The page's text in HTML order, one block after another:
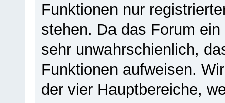
Funktionen nur
stehen. Da das Forum
sehr unwahrschienlich,
Funktionen aufweisen.
der vier Hauptbereiche,